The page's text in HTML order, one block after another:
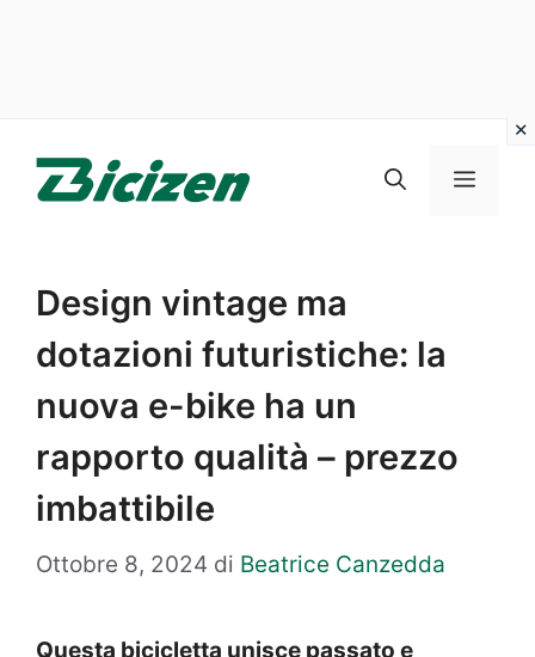
Menu
Design vintage ma
dotazioni futuristiche: la
nuova e-bike ha un
rapporto qualità – prezzo
imbattibile
Ottobre 8, 2024 di Beatrice Canzedda
Questa bicicletta unisce passato e